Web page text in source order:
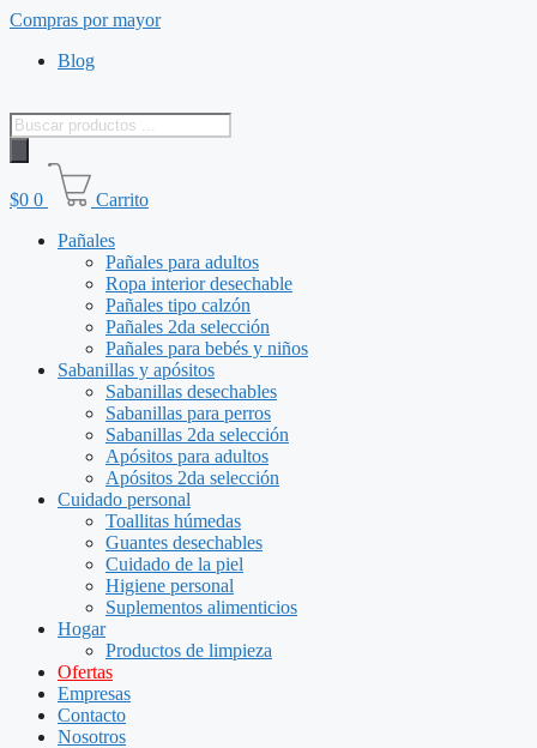
Saltar
contenido
Compras por mayor
Blog
Búsqueda
de
productos
$0 0
Carrito
Pañales
Pañales para adultos
Ropa interior desechable
Pañales tipo calzón
Pañales 2da selección
Pañales para bebés y niños
Sabanillas y apósitos
Sabanillas desechables
Sabanillas para perros
Sabanillas 2da selección
Apósitos para adultos
Apósitos 2da selección
Cuidado personal
Toallitas húmedas
Guantes desechables
Cuidado de la piel
Higiene personal
Suplementos alimenticios
Hogar
Productos de limpieza
Ofertas
Empresas
Contacto
Nosotros